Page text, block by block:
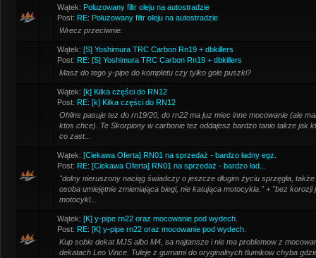
Wątek: Poluzowany filtr oleju na autostradzie
Post: RE: Poluzowany filtr oleju na autostradzie
Wrecz przeciwnie.
Wątek: [S] Yoshimura TRC Carbon Rn19 + dbkillers
Post: RE: [S] Yoshimura TRC Carbon Rn19 + dbkillers
Masz do tego y-pipe do kompletu czy tylko gole puszki?
Wątek: [k] Kilka części do RN12
Post: RE: [k] Kilka części do RN12
Ohlins pasuje tez do rn19/20, do rn22 ma juz miec inne mocowanie (ale
ktos chce). Te Skorpiony w carbonie tez oddajesz bardzo tanio takze jak
co zast...
Wątek: [Ciekawa Oferta] RN01 na sprzedaż - bardzo ładny egz.
Post: RE: [Ciekawa Oferta] RN01 na sprzedaż - bardzo ład...
"dolny nieruszony naciąg świadczy o jeszcze długim życiu sprzęgła,
osoba umiejętnie zmieniająca biegi, nie katująca motocykla." + "bez korozji
motocykl...
Wątek: [K] y-pipe rn22 oraz mocowanie pod wydech.
Post: RE: [K] y-pipe rn22 oraz mocowanie pod wydech.
Kup sobie dekat MJS albo M4, sa najtansze i nie ma problemow z
dekatach Leo Vince. Tuleje z gumami do oryginalnych tlumikow chyba